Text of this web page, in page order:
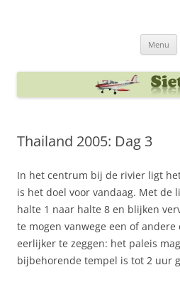
Menu
Thailand 2005: Dag 3
In het centrum bij de rivier ligt
is het doel voor vandaag. Met de
halte 1 naar halte 8 en blijken
te mogen vanwege een of
eerlijker te zeggen: het paleis
bijbehorende tempel is tot 2 uur